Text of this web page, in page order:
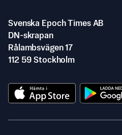
Svenska Epoch Times AB
DN-skrapan
Rålambsvägen 17
112 59 Stockholm